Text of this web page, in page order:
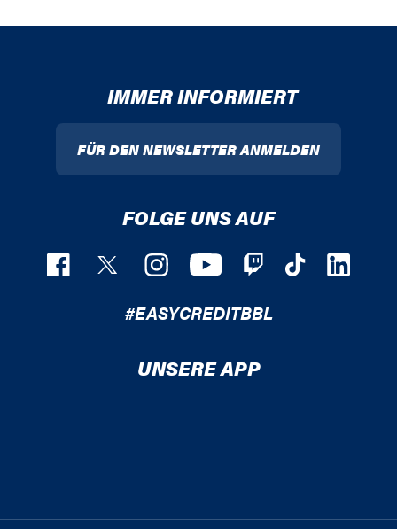
IMMER INFORMIERT
FÜR DEN NEWSLETTER ANMELDEN
FOLGE UNS AUF
#EASYCREDITBBL
UNSERE APP